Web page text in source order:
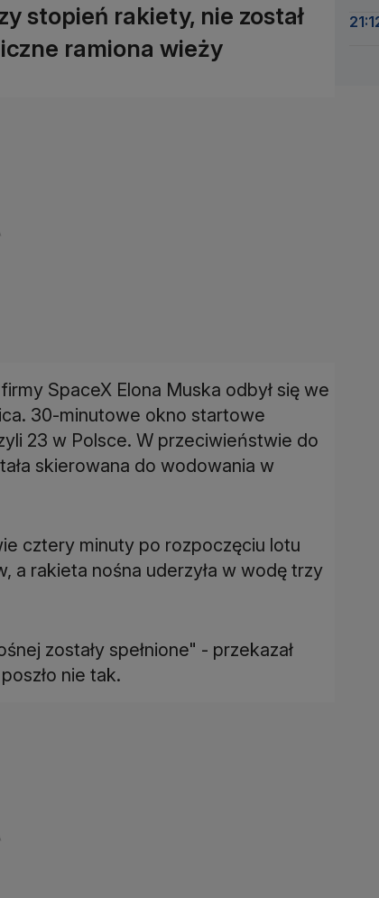
stopień rakiety, nie został
ramiona wieży
SpaceX Elona Muska odbył się we
30-minutowe okno startowe
23 w Polsce. W przeciwieństwie do
skierowana do wodowania w
cztery minuty po rozpoczęciu lotu
a rakieta nośna uderzyła w wodę trzy
zostały spełnione" - przekazał
nie tak.